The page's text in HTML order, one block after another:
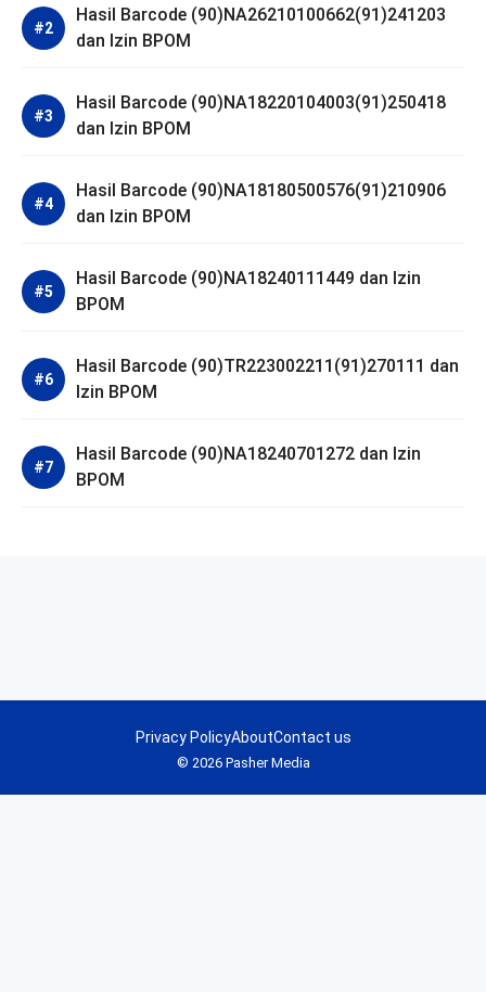
Hasil Barcode (90)NA26210100662(91)241203
dan Izin BPOM
Hasil Barcode (90)NA18220104003(91)250418
dan Izin BPOM
Hasil Barcode (90)NA18180500576(91)210906
dan Izin BPOM
Hasil Barcode (90)NA18240111449 dan Izin
BPOM
Hasil Barcode (90)TR223002211(91)270111 dan
Izin BPOM
Hasil Barcode (90)NA18240701272 dan Izin
BPOM
© 2026 Pasher Media
Privacy PolicyAboutContact us